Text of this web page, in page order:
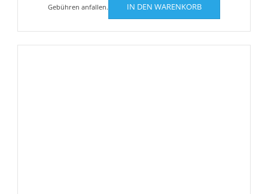
Gebühren anfallen. IN DEN WARENKORB